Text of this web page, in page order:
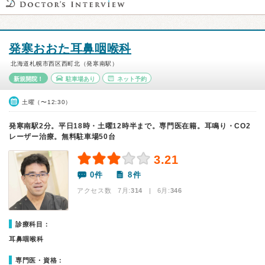
発寒おおた耳鼻咽喉科
北海道札幌市西区西町北（発寒南駅）
新規開院！ 駐車場あり ネット予約
土曜（〜12:30）
発寒南駅2分。平日18時・土曜12時半まで。専門医在籍。耳鳴り・CO2
レーザー治療。無料駐車場50台
3.21
0件 8件
アクセス数 7月:314 | 6月:346
診療科目：
耳鼻咽喉科
専門医・資格：